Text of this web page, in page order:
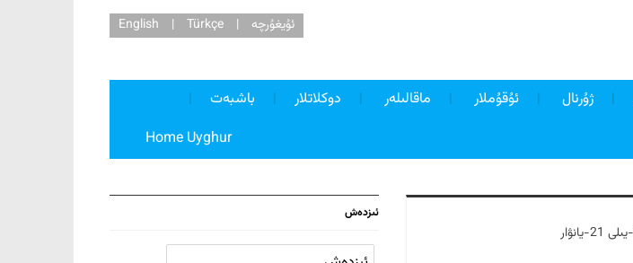
ئۇيغۇرچە |
English | Türkçe
باشبەت دوكلاتلار ماقالىلەر ئۇقۇملار ژۇرنال
Home Uyghur
ئىزدەش